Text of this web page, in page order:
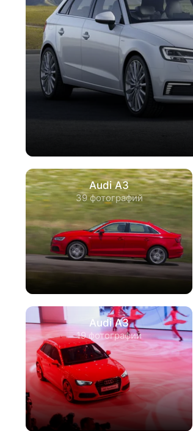
Audi A3
39 фотографий
Audi A3
19 фотографий